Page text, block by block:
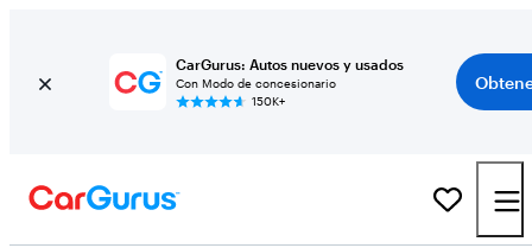
CarGurus: Autos nuevos y usados
Con Modo de concesionario
150K+